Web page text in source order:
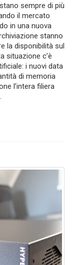
sempre di più
il mercato
in una nuova
stanno
la disponibilità sul
situazione c’è
i nuovi data
di memoria
l’intera filiera